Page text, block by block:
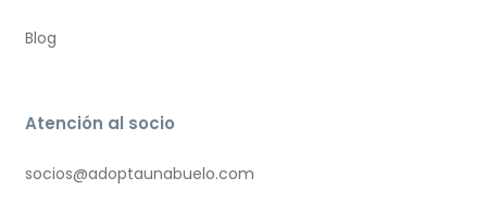
Blog
Atención al socio
socios@adoptaunabuelo.com